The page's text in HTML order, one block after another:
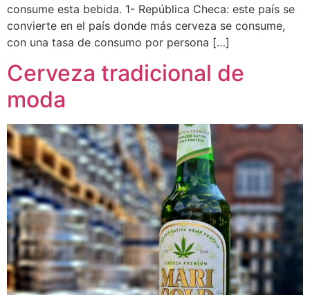
consume esta bebida. 1- República Checa: este país se
convierte en el país donde más cerveza se consume,
con una tasa de consumo por persona […]
Cerveza tradicional de
moda